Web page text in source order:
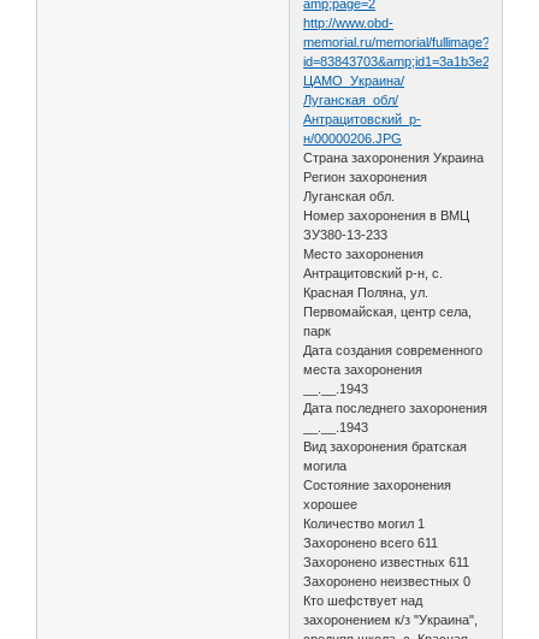
amp;page=2
http://www.obd-
memorial.ru/memorial/fullimage?
ЦАМО_Украина/
Луганская_обл/
Антрацитовский_р-
н/00000206.JPG
Страна захоронения Украина
Регион захоронения
Луганская обл.
Номер захоронения в ВМЦ
ЗУ380-13-233
Место захоронения
Антрацитовский р-н, с.
Красная Поляна, ул.
Первомайская, центр села,
парк
Дата создания современного
места захоронения
__.__.1943
Дата последнего захоронения
__.__.1943
Вид захоронения братская
могила
Состояние захоронения
хорошее
Количество могил 1
Захоронено всего 611
Захоронено известных 611
Захоронено неизвестных 0
Кто шефствует над
захоронением к/з "Украина",